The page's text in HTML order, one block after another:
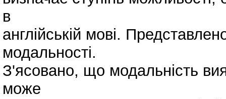
в
англійській мові.
модальності.
З'ясовано, що модальність
може